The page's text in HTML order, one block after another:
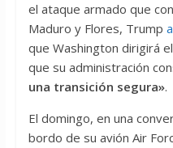
el ataque armado que
Maduro y Flores, Trump
que Washington dirigirá
que su administración
una transición segura».
El domingo, en una
bordo de su avión Air